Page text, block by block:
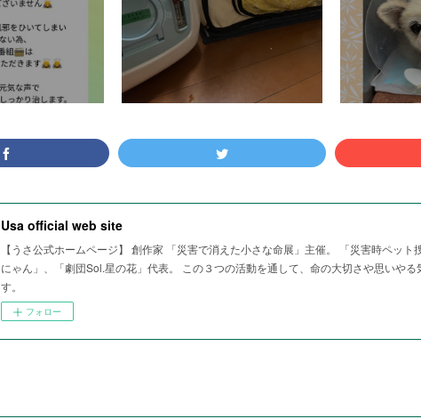
Usa official web site
【うさ公式ホームページ】 創作家 「災害で消えた小さな命展」主催。 「災害時ペット
にゃん」、「劇団Sol.星の花」代表。 この３つの活動を通して、命の大切さや思いやる
す。
フォロー